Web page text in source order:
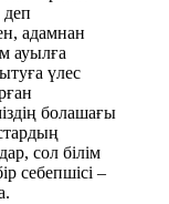
адамнан
ауылға
үлес
болашағы
сол білім
себепшісі –